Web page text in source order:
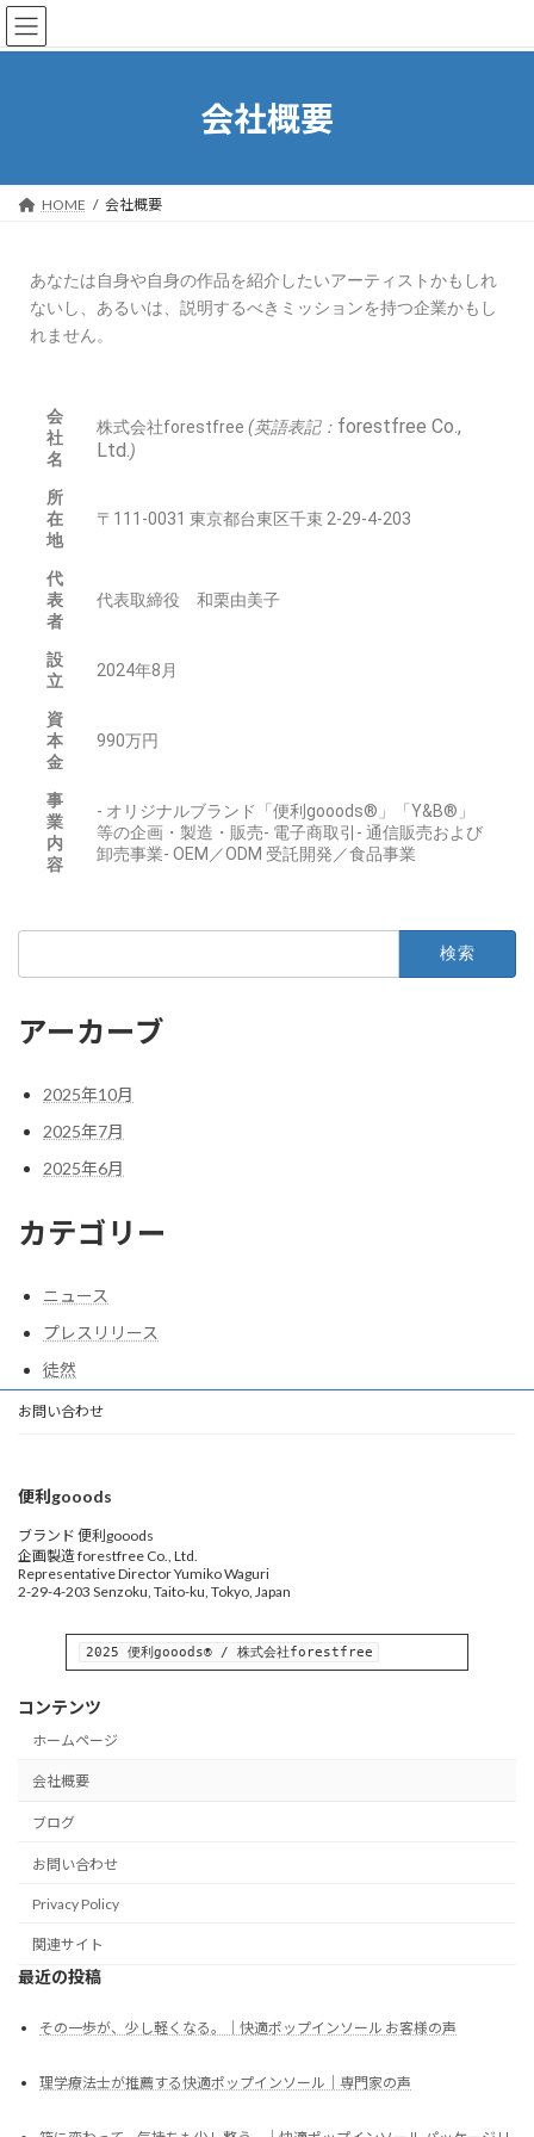
会社概要
HOME 会社概要
あなたは自身や自身の作品を紹介したいアーティストかもしれ
ないし、あるいは、説明するべきミッションを持つ企業かもし
れません。
会
社
名
株式会社forestfree (英語表記： forestfree Co.,
Ltd.)
所
在
地
〒111‑0031 東京都台東区千束 2‑29‑4‑203
代
表
者
代表取締役 和栗由美子
設
立
2024年8月
資
本
金
990万円
事
業
内
容
- オリジナルブランド「便利gooods®」「Y&B®」
等の企画・製造・販売- 電子商取引- 通信販売および
卸売事業- OEM／ODM 受託開発／食品事業
アーカーブ
2025年10月
2025年7月
2025年6月
カテゴリー
ニュース
プレスリリース
徒然
お問い合わせ
便利gooods
ブランド 便利gooods
企画製造 forestfree Co., Ltd.
Representative Director Yumiko Waguri
2-29-4-203 Senzoku, Taito-ku, Tokyo, Japan
2025 便利gooods® / 株式会社forestfree
コンテンツ
ホームページ
会社概要
ブログ
お問い合わせ
Privacy Policy
関連サイト
最近の投稿
その一歩が、少し軽くなる。｜快適ポップインソール お客様の声
理学療法士が推薦する快適ポップインソール｜専門家の声